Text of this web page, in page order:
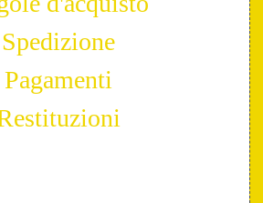
Spedizione
Pagamenti